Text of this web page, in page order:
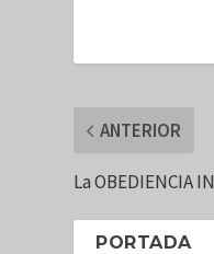
ANTERIOR
La OBEDIENCIA
PORTADA